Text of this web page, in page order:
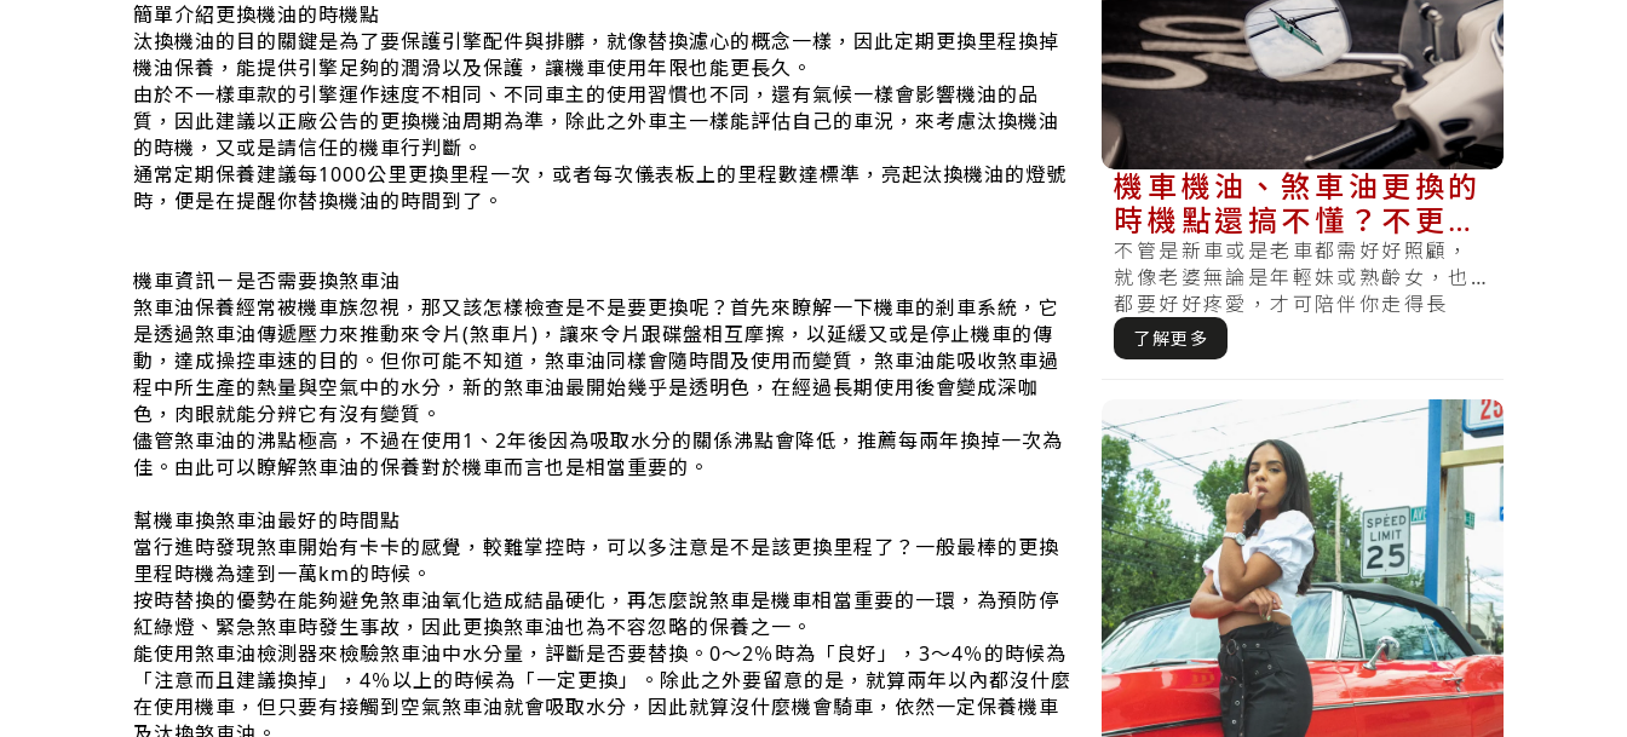
簡單介紹更換機油的時機點
汰換機油的目的關鍵是為了要保護引擎配件與排髒，就像替換濾心的概念一樣，因此定期更換里程換掉
機油保養，能提供引擎足夠的潤滑以及保護，讓機車使用年限也能更長久。
由於不一樣車款的引擎運作速度不相同、不同車主的使用習慣也不同，還有氣候一樣會影響機油的品
質，因此建議以正廠公告的更換機油周期為準，除此之外車主一樣能評估自己的車況，來考慮汰換機油
的時機，又或是請信任的機車行判斷。
通常定期保養建議每1000公里更換里程一次，或者每次儀表板上的里程數達標準，亮起汰換機油的燈號
時，便是在提醒你替換機油的時間到了。
機車資訊－是否需要換煞車油
煞車油保養經常被機車族忽視，那又該怎樣檢查是不是要更換呢？首先來瞭解一下機車的剎車系統，它
是透過煞車油傳遞壓力來推動來令片(煞車片)，讓來令片跟碟盤相互摩擦，以延緩又或是停止機車的傳
動，達成操控車速的目的。但你可能不知道，煞車油同樣會隨時間及使用而變質，煞車油能吸收煞車過
程中所生產的熱量與空氣中的水分，新的煞車油最開始幾乎是透明色，在經過長期使用後會變成深咖
色，肉眼就能分辨它有沒有變質。
儘管煞車油的沸點極高，不過在使用1、2年後因為吸取水分的關係沸點會降低，推薦每兩年換掉一次為
佳。由此可以瞭解煞車油的保養對於機車而言也是相當重要的。
幫機車換煞車油最好的時間點
當行進時發現煞車開始有卡卡的感覺，較難掌控時，可以多注意是不是該更換里程了？一般最棒的更換
里程時機為達到一萬km的時候。
按時替換的優勢在能夠避免煞車油氧化造成結晶硬化，再怎麼說煞車是機車相當重要的一環，為預防停
紅綠燈、緊急煞車時發生事故，因此更換煞車油也為不容忽略的保養之一。
能使用煞車油檢測器來檢驗煞車油中水分量，評斷是否要替換。0～2％時為「良好」，3～4％的時候為
「注意而且建議換掉」，4％以上的時候為「一定更換」。除此之外要留意的是，就算兩年以內都沒什麼
在使用機車，但只要有接觸到空氣煞車油就會吸取水分，因此就算沒什麼機會騎車，依然一定保養機車
機車機油、煞車油更換的
時機點還搞不懂？不更換
會怎麼樣嗎？現在知道還
不算晚～
不管是新車或是老車都需好好照顧，
就像老婆無論是年輕妹或熟齡女，也
都要好好疼愛，才可陪伴你走得長
久。沒有好好保養或者按期檢查，哪
天察覺受損.....
了解更多